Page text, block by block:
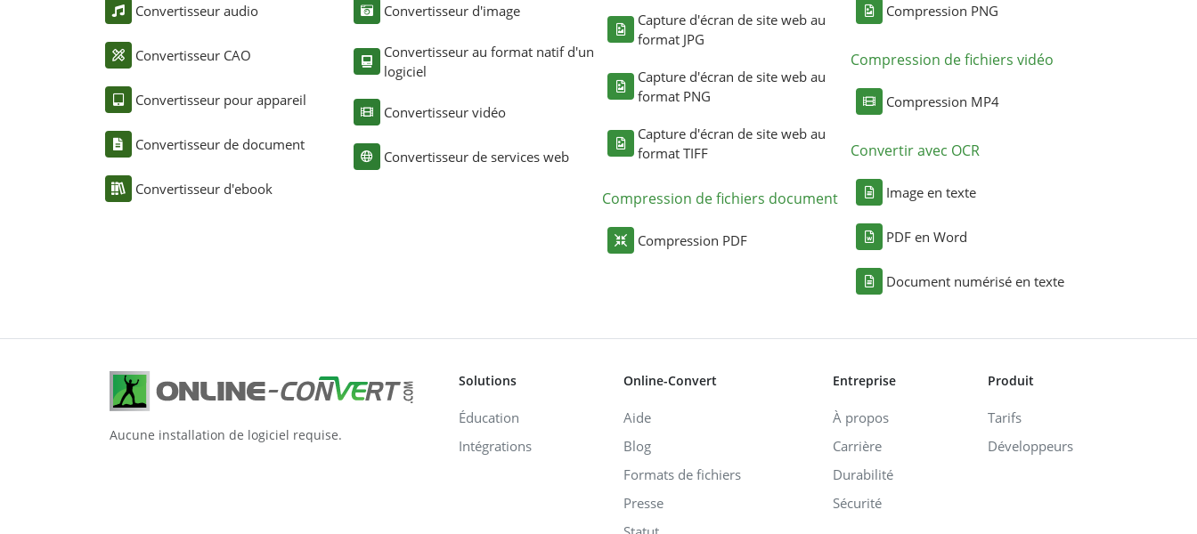
Convertisseur audio
Convertisseur CAO
Convertisseur pour appareil
Convertisseur de document
Convertisseur d'ebook
Convertisseur d'image
Convertisseur au format natif d'un
logiciel
Convertisseur vidéo
Convertisseur de services web
Capture d'écran de site web au
format JPG
Capture d'écran de site web au
format PNG
Capture d'écran de site web au
format TIFF
Compression de fichiers document
Compression PDF
Compression PNG
Compression de fichiers vidéo
Compression MP4
Convertir avec OCR
Image en texte
PDF en Word
Document numérisé en texte
Aucune installation de logiciel requise.
Solutions
Éducation
Intégrations
Online-Convert
Aide
Blog
Formats de fichiers
Presse
Entreprise
À propos
Carrière
Durabilité
Sécurité
Produit
Tarifs
Développeurs